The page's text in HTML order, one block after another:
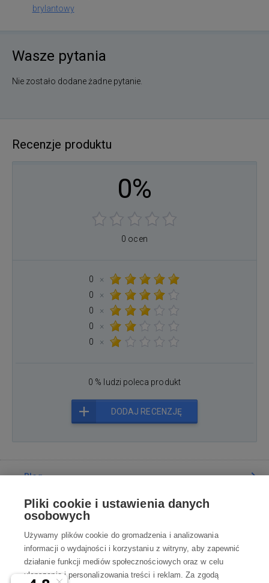
brylantowy
Wasze pytania
Nie zostało dodane żadne pytanie.
Recenzje produktu
0%
0 ocen
0
×
0
×
0
×
0
×
0
×
0 % ludzi poleca produkt
DODAJ RECENZJĘ
Blog
Poradnia
Wszystko o zakupach
Kontakt
Pliki cookie i ustawienia danych
osobowych
Używamy plików cookie do gromadzenia i analizowania
informacji o wydajności i korzystaniu z witryny, aby zapewnić
działanie funkcji mediów społecznościowych oraz w celu
ulepszania i personalizowania treści i reklam. Za zgodą